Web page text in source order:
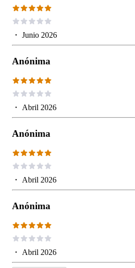
・ Junio 2026
Anónima
・ Abril 2026
Anónima
・ Abril 2026
Anónima
・ Abril 2026